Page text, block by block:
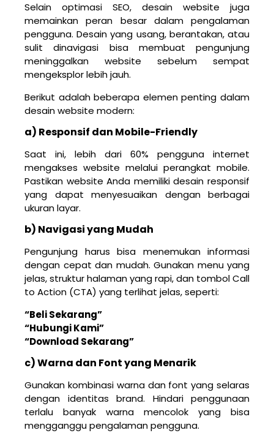
Selain optimasi SEO, desain website juga
memainkan peran besar dalam pengalaman
pengguna. Desain yang usang, berantakan, atau
sulit dinavigasi bisa membuat pengunjung
meninggalkan website sebelum sempat
mengeksplor lebih jauh.
Berikut adalah beberapa elemen penting dalam
desain website modern:
a) Responsif dan Mobile-Friendly
Saat ini, lebih dari 60% pengguna internet
mengakses website melalui perangkat mobile.
Pastikan website Anda memiliki desain responsif
yang dapat menyesuaikan dengan berbagai
ukuran layar.
b) Navigasi yang Mudah
Pengunjung harus bisa menemukan informasi
dengan cepat dan mudah. Gunakan menu yang
jelas, struktur halaman yang rapi, dan tombol Call
to Action (CTA) yang terlihat jelas, seperti:
“Beli Sekarang”
“Hubungi Kami”
“Download Sekarang”
c) Warna dan Font yang Menarik
Gunakan kombinasi warna dan font yang selaras
dengan identitas brand. Hindari penggunaan
terlalu banyak warna mencolok yang bisa
mengganggu pengalaman pengguna.